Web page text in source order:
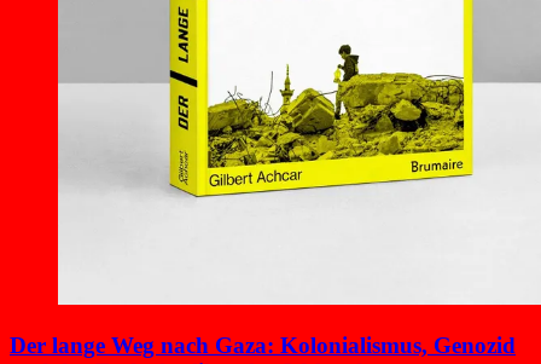
Der lange Weg nach Gaza: Kolonialismus, Genozid